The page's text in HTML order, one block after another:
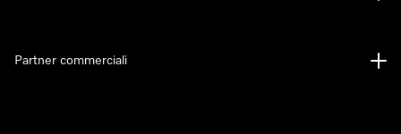
Partner commerciali